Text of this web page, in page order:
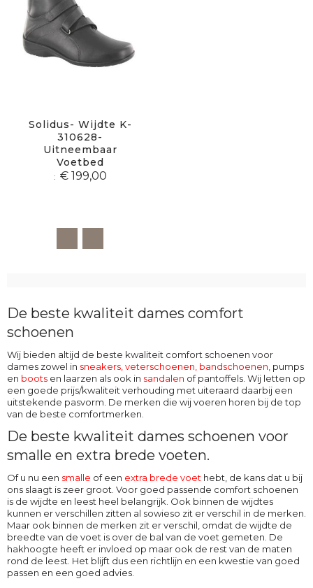
Solidus- Wijdte K-
310628-
Uitneembaar
Voetbed
€ 199,00
De beste kwaliteit dames comfort
schoenen
Wij bieden altijd de beste kwaliteit comfort schoenen voor
dames zowel in sneakers, veterschoenen, bandschoenen, pumps
en boots en laarzen als ook in sandalen of pantoffels. Wij letten op
een goede prijs/kwaliteit verhouding met uiteraard daarbij een
uitstekende pasvorm. De merken die wij voeren horen bij de top
van de beste comfortmerken.
De beste kwaliteit dames schoenen voor
smalle en extra brede voeten.
Of u nu een smalle of een extra brede voet hebt, de kans dat u bij
ons slaagt is zeer groot. Voor goed passende comfort schoenen
is de wijdte en leest heel belangrijk. Ook binnen de wijdtes
kunnen er verschillen zitten al sowieso zit er verschil in de merken.
Maar ook binnen de merken zit er verschil, omdat de wijdte de
breedte van de voet is over de bal van de voet gemeten. De
hakhoogte heeft er invloed op maar ook de rest van de maten
rond de leest. Het blijft dus een richtlijn en een kwestie van goed
passen en een goed advies.